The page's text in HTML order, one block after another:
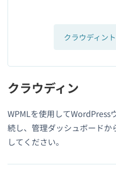
クラウディン
クラウディン
WPMLを使用して
続し、管理ダッシュボード
してください。